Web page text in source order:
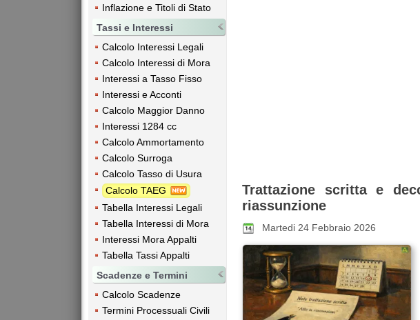
Inflazione e Titoli di Stato
Tassi e Interessi
Calcolo Interessi Legali
Calcolo Interessi di Mora
Interessi a Tasso Fisso
Interessi e Acconti
Calcolo Maggior Danno
Interessi 1284 cc
Calcolo Ammortamento
Calcolo Surroga
Calcolo Tasso di Usura
Calcolo TAEG
Tabella Interessi Legali
Tabella Interessi di Mora
Interessi Mora Appalti
Tabella Tassi Appalti
Scadenze e Termini
Calcolo Scadenze
Termini Processuali Civili
Trattazione scritta e
riassunzione
Martedi 24 Febbraio 2026